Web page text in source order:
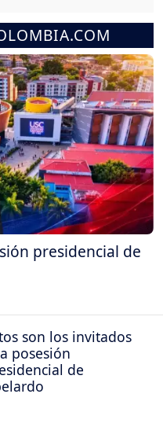
presidencial de
son los invitados
posesión
de